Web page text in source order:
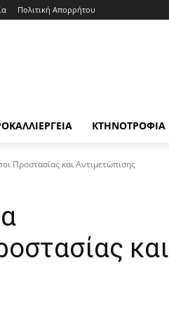
Πολιτική Απορρήτου
ΚΤΗΝΟΤΡΟΦΙΑ
Προστασίας και Αντιμετώπισης
και